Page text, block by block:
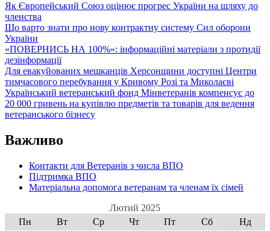
Як Європейський Союз оцінює прогрес України на шляху до
членства
Що варто знати про нову контрактну систему Сил оборони
України
«ПОВЕРНИСЬ НА 100%»: інформаційні матеріали з протидії
дезінформації
Для евакуйованих мешканців Херсонщини доступні Центри
тимчасового перебування у Кривому Розі та Миколаєві
Український ветеранський фонд Мінветеранів компенсує до
20 000 гривень на купівлю предметів та товарів для ведення
ветеранського бізнесу
Важливо
Контакти для Ветеранів з числа ВПО
Підтримка ВПО
Матеріальна допомога ветеранам та членам їх сімей
Лютий 2025
Пн
Вт Ср Чт Пт Сб
Нд